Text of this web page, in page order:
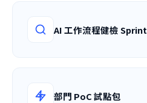
AI 工作流程健檢 Sprint
部門 PoC 試點包